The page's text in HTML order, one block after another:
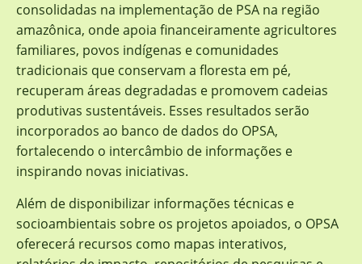
consolidadas na implementação de PSA na região
amazônica, onde apoia financeiramente agricultores
familiares, povos indígenas e comunidades
tradicionais que conservam a floresta em pé,
recuperam áreas degradadas e promovem cadeias
produtivas sustentáveis. Esses resultados serão
incorporados ao banco de dados do OPSA,
fortalecendo o intercâmbio de informações e
inspirando novas iniciativas.
Além de disponibilizar informações técnicas e
socioambientais sobre os projetos apoiados, o OPSA
oferecerá recursos como mapas interativos,